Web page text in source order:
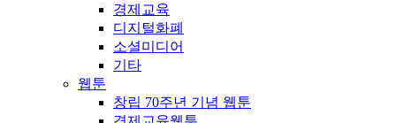
경제교육
디지털화폐
소셜미디어
기타
웹툰
창립 70주년 기념 웹툰